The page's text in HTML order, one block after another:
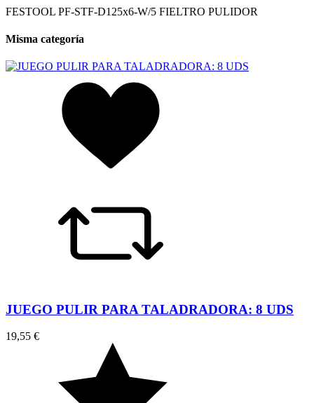
FESTOOL PF-STF-D125x6-W/5 FIELTRO PULIDOR
Misma categoría
JUEGO PULIR PARA TALADRADORA: 8 UDS
19,55 €